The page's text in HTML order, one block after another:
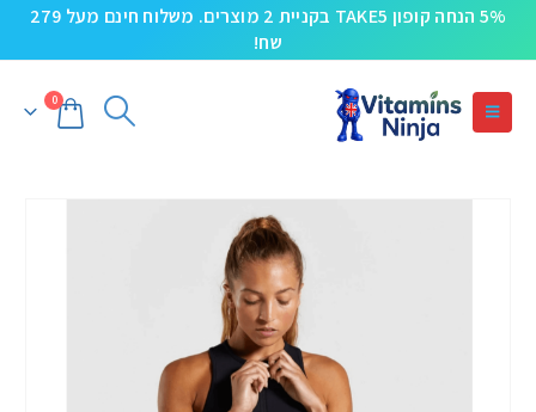
5% הנחה קופון TAKE5 בקניית 2 מוצרים. משלוח חינם מעל 279
שח!
0